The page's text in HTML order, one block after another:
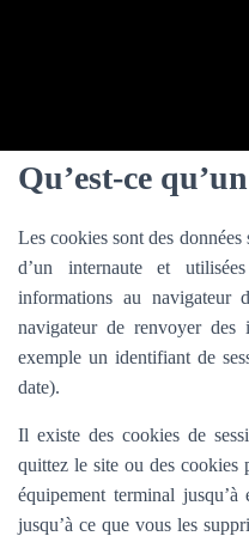
Qu’est-ce
Les cookies sont des données
d’un internaute et
informations au navigateur
navigateur de renvoyer des
exemple un identifiant de
date).
Il existe des cookies de
quittez le site ou des cookies
équipement terminal
jusqu’à ce que vous les